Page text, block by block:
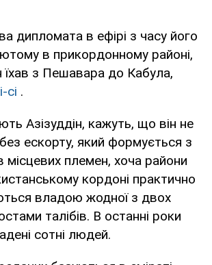
дипломата в ефірі з часу його
в прикордонному районі,
їхав з Пешавара до Кабула,
сі .
Азізуддін, кажуть, що він не
ескорту, який формується з
місцевих племен, хоча райони
кордоні практично
владою жодної з двох
талібів. В останні роки
сотні людей.